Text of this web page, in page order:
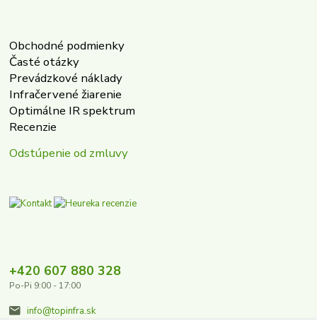
Obchodné podmienky
Časté otázky
Prevádzkové náklady
Infračervené žiarenie
Optimálne IR spektrum
Recenzie
Odstúpenie od zmluvy
+420 607 880 328
Po-Pi 9:00 - 17:00
info@topinfra.sk